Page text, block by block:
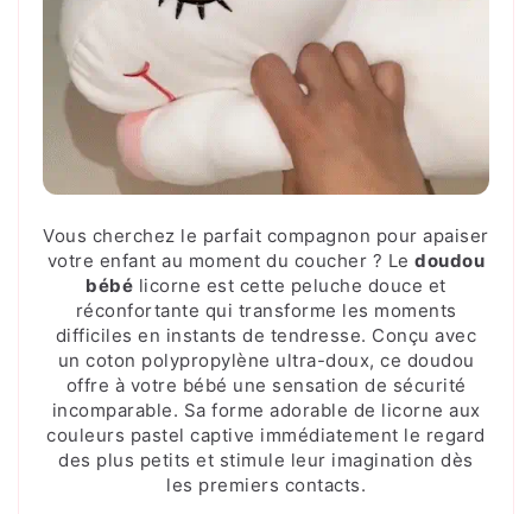
Vous cherchez le parfait compagnon pour apaiser
votre enfant au moment du coucher ? Ledoudou
bébé licorne est cette peluche douce et
réconfortante qui transforme les moments
difficiles en instants de tendresse. Conçu avec
un coton polypropylène ultra-doux, ce doudou
offre à votre bébé une sensation de sécurité
incomparable. Sa forme adorable de licorne aux
couleurs pastel captive immédiatement le regard
des plus petits et stimule leur imagination dès
les premiers contacts.